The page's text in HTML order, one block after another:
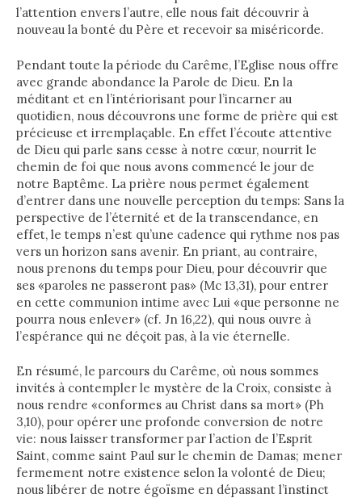
l’attention envers l’autre, elle nous fait découvrir à
nouveau la bonté du Père et recevoir sa miséricorde.
Pendant toute la période du Carême, l’Eglise nous offre
avec grande abondance la Parole de Dieu. En la
méditant et en l’intériorisant pour l’incarner au
quotidien, nous découvrons une forme de prière qui est
précieuse et irremplaçable. En effet l’écoute attentive
de Dieu qui parle sans cesse à notre cœur, nourrit le
chemin de foi que nous avons commencé le jour de
notre Baptême. La prière nous permet également
d’entrer dans une nouvelle perception du temps: Sans la
perspective de l’éternité et de la transcendance, en
effet, le temps n’est qu’une cadence qui rythme nos pas
vers un horizon sans avenir. En priant, au contraire,
nous prenons du temps pour Dieu, pour découvrir que
ses «paroles ne passeront pas» (Mc 13,31), pour entrer
en cette communion intime avec Lui «que personne ne
pourra nous enlever» (cf. Jn 16,22), qui nous ouvre à
l’espérance qui ne déçoit pas, à la vie éternelle.
En résumé, le parcours du Carême, où nous sommes
invités à contempler le mystère de la Croix, consiste à
nous rendre «conformes au Christ dans sa mort» (Ph
3,10), pour opérer une profonde conversion de notre
vie: nous laisser transformer par l’action de l’Esprit
Saint, comme saint Paul sur le chemin de Damas; mener
fermement notre existence selon la volonté de Dieu;
nous libérer de notre égoïsme en dépassant l’instinct